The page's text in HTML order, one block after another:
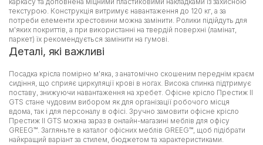
текстурою. Конструкція витримує навантаження до 120 кг, а за
потреби елементи хрестовини можна замінити. Ролики підійдуть для
м'яких покриттів, а при використанні на твердій поверхні (ламінат,
паркет) їх рекомендується замінити на гумові.
Деталі, які важливі
Посадка крісла помірно м'яка, з анатомічно скошеним переднім краєм
сидіння, що сприяє циркуляції крові в ногах. Висока спинка підтримує
поставу, знижуючи навантаження на хребет. Офісне крісло Престиж II
GTS стане чудовим вибором як для організації робочого місця
вдома, так і для персоналу в офісі. Зручно замовити офісне крісло
Престиж II GTS можна зараз в онлайн-магазині меблів для офісу
GREEG™. Загляньте в каталог офісних меблів GREEG™, щоб підібрати
найкращий варіант за стилем, бюджетом та характеристиками.